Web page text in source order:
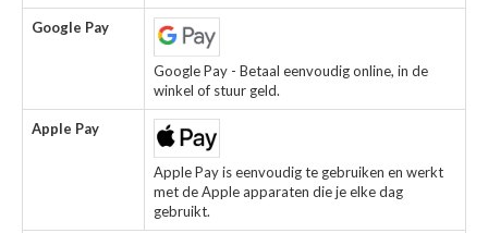
Google Pay
Google Pay - Betaal eenvoudig online, in de
winkel of stuur geld.
Apple Pay
Apple Pay is eenvoudig te gebruiken en werkt
met de Apple apparaten die je elke dag
gebruikt.